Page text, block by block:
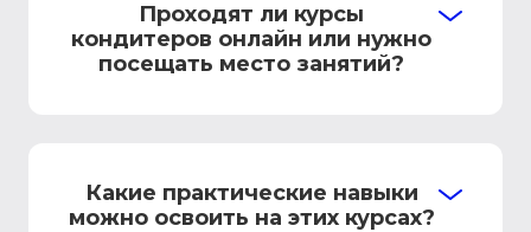
Проходят ли курсы
кондитеров онлайн или нужно
посещать место занятий?
Какие практические навыки
можно освоить на этих курсах?